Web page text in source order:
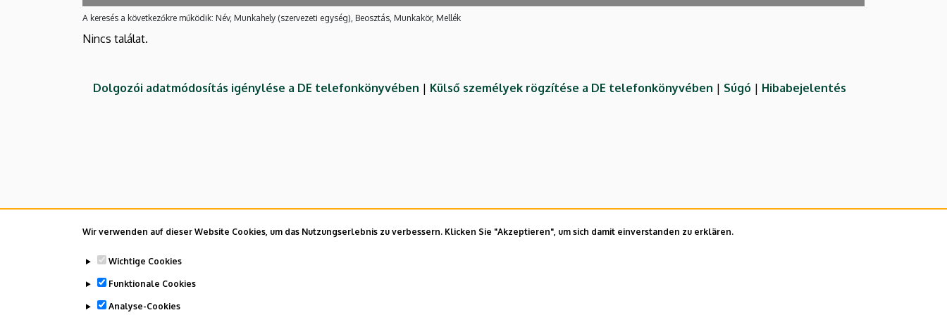
Wir verwenden auf dieser Website Cookies, um das Nutzungserlebnis zu verbessern. Klicken Sie "Akzeptieren", um sich damit einverstanden zu erklären.
Wichtige Cookies
Funktionale Cookies
Analyse-Cookies
A keresés a következőkre működik: Név, Munkahely (szervezeti egység), Beosztás, Munkakör, Mellék
Nincs találat.
Dolgozói adatmódosítás igénylése a DE telefonkönyvében | Külső személyek rögzítése a DE telefonkönyvében | Súgó | Hibabejelentés